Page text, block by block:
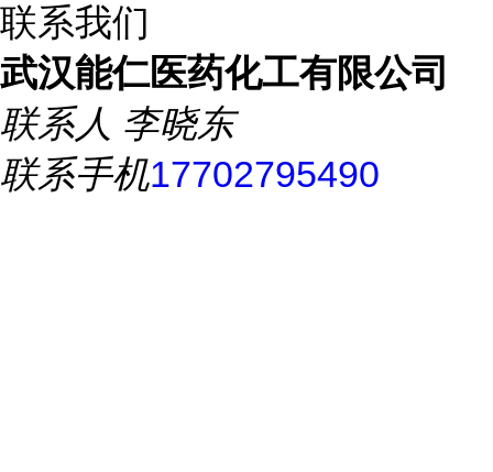
联系我们
武汉能仁医药化工有限公司
联系人 李晓东
联系手机17702795490